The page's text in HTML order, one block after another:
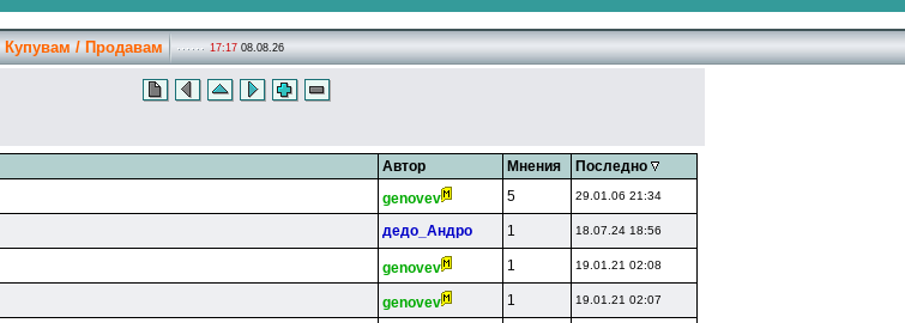
Купувам / Продавам 17:17 08.08.26
Автор Мнения Последно
genovev 5 29.01.06 21:34
дeдo_Aндpo 1 18.07.24 18:56
genovev 1 19.01.21 02:08
genovev 1 19.01.21 02:07